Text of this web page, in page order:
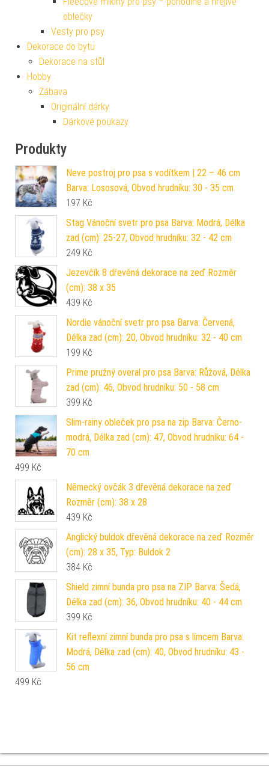
oblečky
Vesty pro psy
Dekorace do bytu
Dekorace na stůl
Hobby
Zábava
Originální dárky
Dárkové poukazy
Produkty
Neve postroj pro psa s vodítkem | 22 – 46 cm
Barva: Lososová, Obvod hrudníku: 30 - 35 cm
197 Kč
Stag Vánoční svetr pro psa Barva: Modrá, Délka
zad (cm): 25-27, Obvod hrudníku: 32 - 42 cm
249 Kč
Jezevčík 8 dřevěná dekorace na zeď Rozměr
(cm): 38 x 35
439 Kč
Nordie vánoční svetr pro psa Barva: Červená,
Délka zad (cm): 20, Obvod hrudníku: 32 - 40 cm
199 Kč
Prime pružný overal pro psa Barva: Růžová, Délka
zad (cm): 46, Obvod hrudníku: 50 - 58 cm
399 Kč
Slim-rainy obleček pro psa na zip Barva: Černo-
modrá, Délka zad (cm): 47, Obvod hrudníku: 64 -
70 cm
499 Kč
Německý ovčák 3 dřevěná dekorace na zeď
Rozměr (cm): 38 x 28
439 Kč
Anglický buldok dřevěná dekorace na zeď Rozměr
(cm): 28 x 35, Typ: Buldok 2
384 Kč
Shield zimní bunda pro psa na ZIP Barva: Šedá,
Délka zad (cm): 36, Obvod hrudníku: 40 - 44 cm
399 Kč
Kit reflexní zimní bunda pro psa s límcem Barva:
Modrá, Délka zad (cm): 40, Obvod hrudníku: 43 -
56 cm
499 Kč